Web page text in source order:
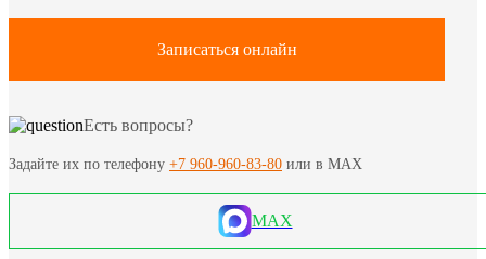
Записаться онлайн
Есть вопросы?
Задайте их по телефону +7 960-960-83-80 или в MAX
MAX